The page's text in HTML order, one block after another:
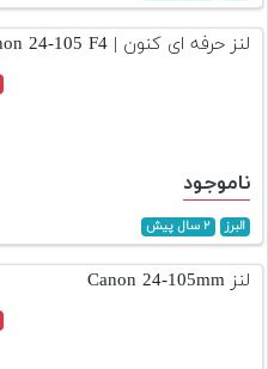
لنز حرفه ای کنون | Canon 24-105 F4
ناموجود
البرز ۲ سال پیش
لنز Canon 24-105mm